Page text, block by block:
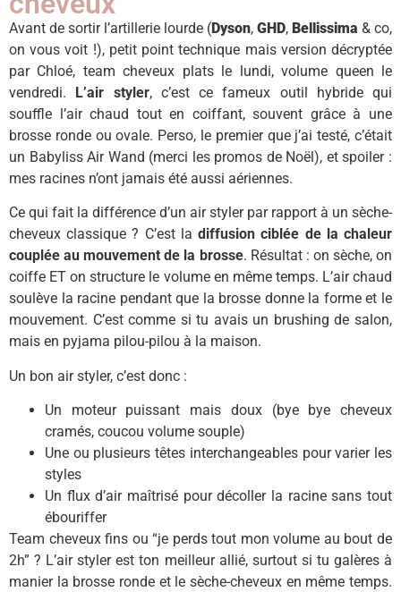
Avant de sortir l’artillerie lourde (Dyson, GHD, Bellissima & co,
on vous voit !), petit point technique mais version décryptée
par Chloé, team cheveux plats le lundi, volume queen le
vendredi. L’air styler, c’est ce fameux outil hybride qui
souffle l’air chaud tout en coiffant, souvent grâce à une
brosse ronde ou ovale. Perso, le premier que j’ai testé, c’était
un Babyliss Air Wand (merci les promos de Noël), et spoiler :
mes racines n’ont jamais été aussi aériennes.
Ce qui fait la différence d’un air styler par rapport à un sèche-
cheveux classique ? C’est ladiffusion ciblée de la chaleur
couplée au mouvement de la brosse. Résultat : on sèche, on
coiffe ET on structure le volume en même temps. L’air chaud
soulève la racine pendant que la brosse donne la forme et le
mouvement. C’est comme si tu avais un brushing de salon,
mais en pyjama pilou-pilou à la maison.
Un bon air styler, c’est donc :
Un moteur puissant mais doux (bye bye cheveux
cramés, coucou volume souple)
Une ou plusieurs têtes interchangeables pour varier les
styles
Un flux d’air maîtrisé pour décoller la racine sans tout
ébouriffer
Team cheveux fins ou “je perds tout mon volume au bout de
2h” ? L’air styler est ton meilleur allié, surtout si tu galères à
manier la brosse ronde et le sèche-cheveux en même temps.